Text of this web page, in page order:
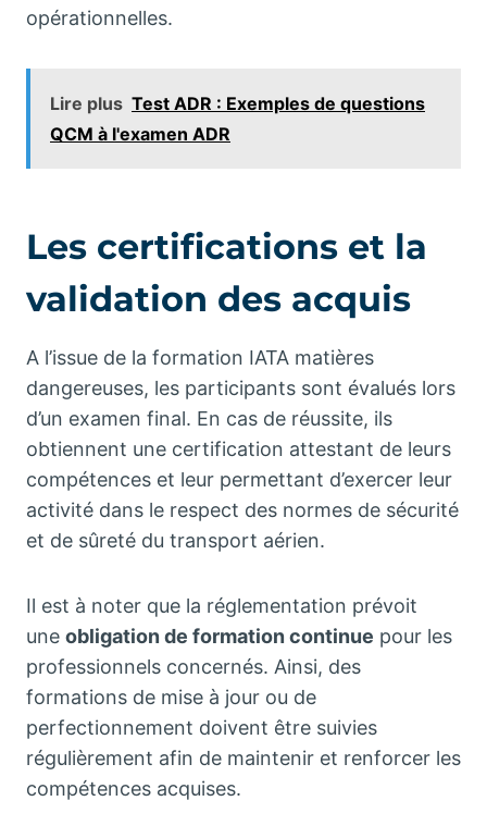
opérationnelles.
Lire plus Test ADR : Exemples de questions
QCM à l'examen ADR
Les certifications et la
validation des acquis
A l’issue de la formation IATA matières
dangereuses, les participants sont évalués lors
d’un examen final. En cas de réussite, ils
obtiennent une certification attestant de leurs
compétences et leur permettant d’exercer leur
activité dans le respect des normes de sécurité
et de sûreté du transport aérien.
Il est à noter que la réglementation prévoit
une obligation de formation continue pour les
professionnels concernés. Ainsi, des
formations de mise à jour ou de
perfectionnement doivent être suivies
régulièrement afin de maintenir et renforcer les
compétences acquises.